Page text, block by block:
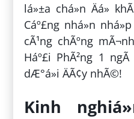
lá»±a chá»n Äá»
Cáº£ng nhá»n
cÃ¹ng chÃºng
Háº£i PhÃ²ng 1
dÆ°á»i ÄÃ¢y nhÃ©!
Kinh